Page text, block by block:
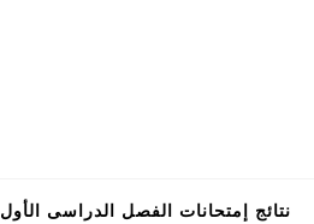
نتائج إمتحانات الفصل الدراسى الأول